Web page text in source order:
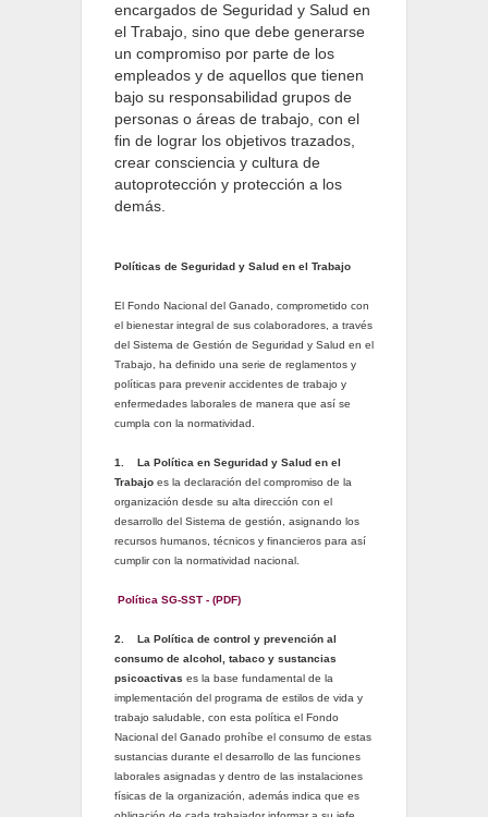
encargados de Seguridad y Salud en
el Trabajo, sino que debe generarse
un compromiso por parte de los
empleados y de aquellos que tienen
bajo su responsabilidad grupos de
personas o áreas de trabajo, con el
fin de lograr los objetivos trazados,
crear consciencia y cultura de
autoprotección y protección a los
demás.
Políticas de Seguridad y Salud en el Trabajo
El Fondo Nacional del Ganado, comprometido con
el bienestar integral de sus colaboradores, a través
del Sistema de Gestión de Seguridad y Salud en el
Trabajo, ha definido una serie de reglamentos y
políticas para prevenir accidentes de trabajo y
enfermedades laborales de manera que así se
cumpla con la normatividad.
1.
La Política en Seguridad y Salud en el
Trabajoes la declaración del compromiso de la
organización desde su alta dirección con el
desarrollo del Sistema de gestión, asignando los
recursos humanos, técnicos y financieros para así
cumplir con la normatividad nacional.
Política SG-SST - (PDF)
2.
La Política de control y prevención al
consumo de alcohol, tabaco y sustancias
psicoactivas es la base fundamental de la
implementación del programa de estilos de vida y
trabajo saludable, con esta política el Fondo
Nacional del Ganado prohíbe el consumo de estas
sustancias durante el desarrollo de las funciones
laborales asignadas y dentro de las instalaciones
físicas de la organización, además indica que es